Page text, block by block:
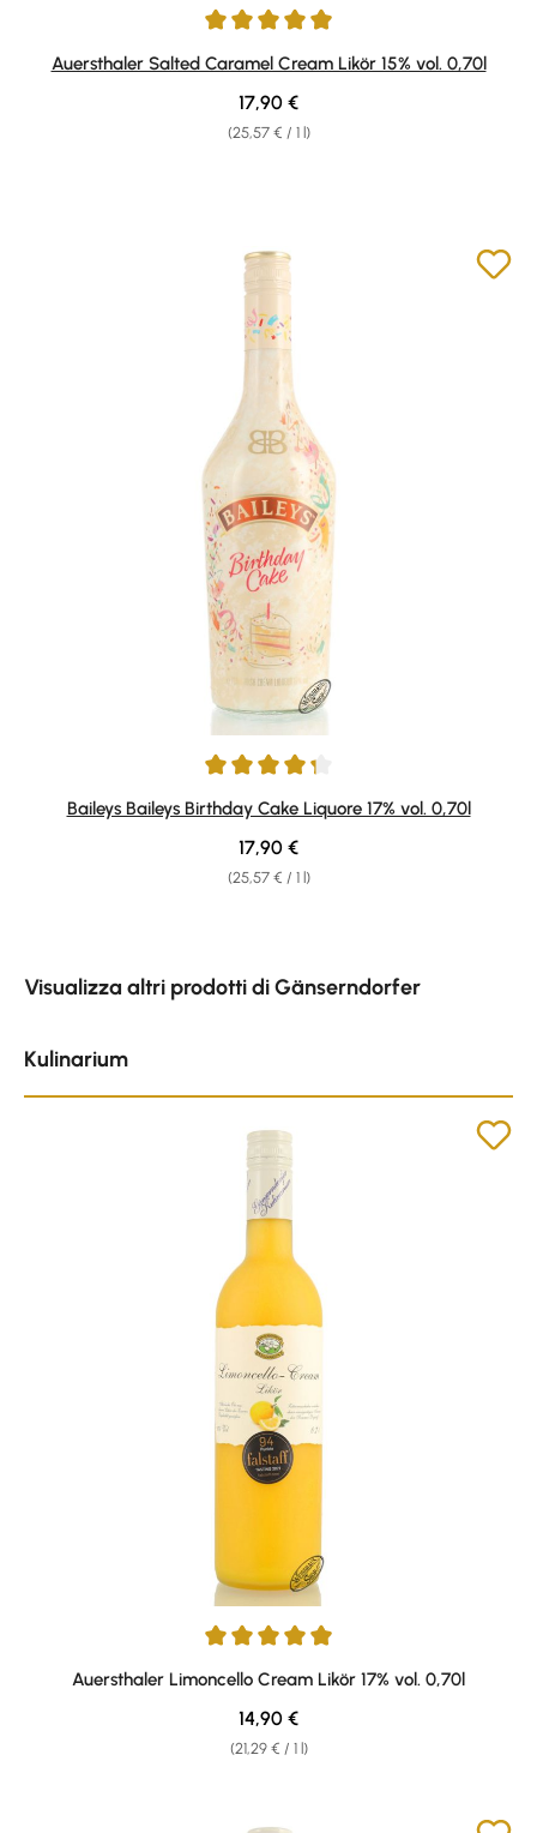
Average rating of 4.89 out of 5 stars
Auersthaler Salted Caramel Cream Likör 15% vol. 0,70l
(25,57 € / 1 l)
Regular price:
17,90 €
Average rating of 4.33 out of 5 stars
Baileys Baileys Birthday Cake Liquore 17% vol. 0,70l
(25,57 € / 1 l)
Regular price:
17,90 €
Visualizza altri prodotti di Gänserndorfer
Kulinarium
Average rating of 4.93 out of 5 stars
Auersthaler Limoncello Cream Likör 17% vol. 0,70l
(21,29 € / 1 l)
Regular price:
14,90 €